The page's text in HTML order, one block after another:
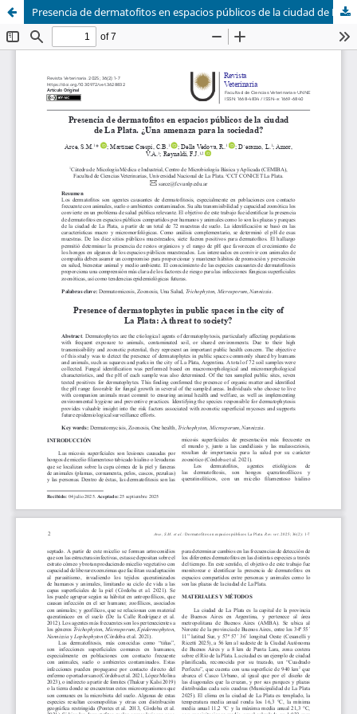
Presencia de dermatofitos en espacios públicos de la ciudad de La Plata. ¿Una amenaza para la sociedad?